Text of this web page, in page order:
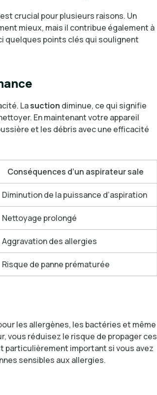
crucial pour plusieurs raisons. Un
mieux, mais il contribue également à
quelques points clés qui soulignent
Lasuction diminue, ce qui signifie
En maintenant votre appareil
et les débris avec une efficacité
Conséquences d’un aspirateur sale
Diminution de la puissance d’aspiration
Nettoyage prolongé
Aggravation des allergies
Risque de panne prématurée
les allergènes, les bactéries et même
vous réduisez le risque de propager ces
particulièrement important si vous avez
sensibles aux allergies.